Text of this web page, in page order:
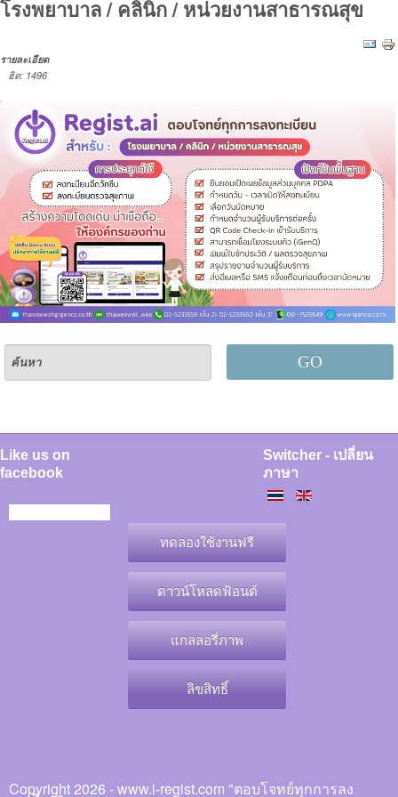
Copyright 2026 - www.i-regist.com "ตอบโจทย์ทุกการลง
โรงพยาบาล / คลินิก / หน่วยงานสาธารณสุข
รายละเอียด
ฮิต: 1496
GO
Like us on
facebook
ทดลองใช้งานฟรี
ดาวน์โหลดฟ้อนต์
แกลลอรี่ภาพ
ลิขสิทธิ์
Switcher - เปลี่ยน
ภาษา